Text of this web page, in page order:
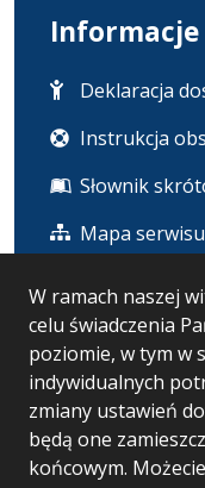
W ramach naszej
celu świadczenia
poziomie, w tym w
indywidualnych
zmiany ustawień
będą one
końcowym.
Informacje
Deklaracja
Instrukcja
Słownik
Mapa serwisu
Statystyka
Statystyki
Ostatnio